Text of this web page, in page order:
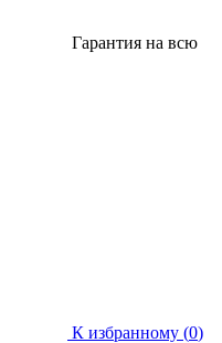
Гарантия на всю
К избранному (0)